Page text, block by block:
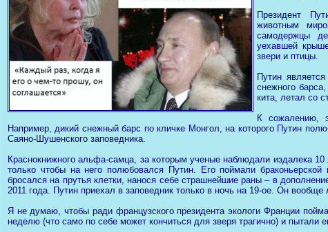
Президент
животным
самодержцы
уехавшей
звери и птицы.
Путин
снежного
кита, летал со
К сожалению,
Например, дикий снежный барс по кличке Монгол, на которого Путин
Саяно-Шушенского заповедника.
Краснокнижного альфа-самца, за которым ученые наблюдали издалека
только чтобы на него полюбовался Путин. Его поймали
бросался на прутья клетки, нанося себе страшнейшие раны – в
2011 года. Путин приехал в заповедник только в ночь на 19-ое. Он вообще
Я не думаю, чтобы ради французского президента экологи Франции
неделю (что само по себе может кончиться для зверя трагично) и пытали